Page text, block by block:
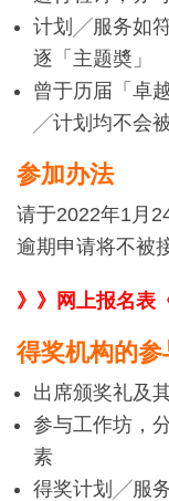
计划╱服务如
逐「主题奬」
曾于历届「卓
╱计划均不会
参加办法
请于2022年1月
逾期申请将不被
》》网上报名表
得奖机构的参
出席颁奖礼及
参与工作坊，
素
得奖计划╱服